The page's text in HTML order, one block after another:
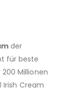
der
für beste
Millionen
Irish Cream